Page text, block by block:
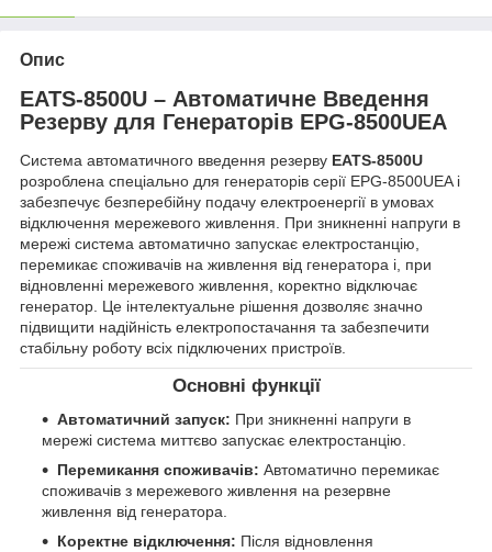
Опис
EATS-8500U – Автоматичне Введення
Резерву для Генераторів EPG-8500UEA
Система автоматичного введення резерву EATS-8500U
розроблена спеціально для генераторів серії EPG-8500UEA і
забезпечує безперебійну подачу електроенергії в умовах
відключення мережевого живлення. При зникненні напруги в
мережі система автоматично запускає електростанцію,
перемикає споживачів на живлення від генератора і, при
відновленні мережевого живлення, коректно відключає
генератор. Це інтелектуальне рішення дозволяє значно
підвищити надійність електропостачання та забезпечити
стабільну роботу всіх підключених пристроїв.
Основні функції
Автоматичний запуск: При зникненні напруги в
мережі система миттєво запускає електростанцію.
Перемикання споживачів: Автоматично перемикає
споживачів з мережевого живлення на резервне
живлення від генератора.
Коректне відключення: Після відновлення